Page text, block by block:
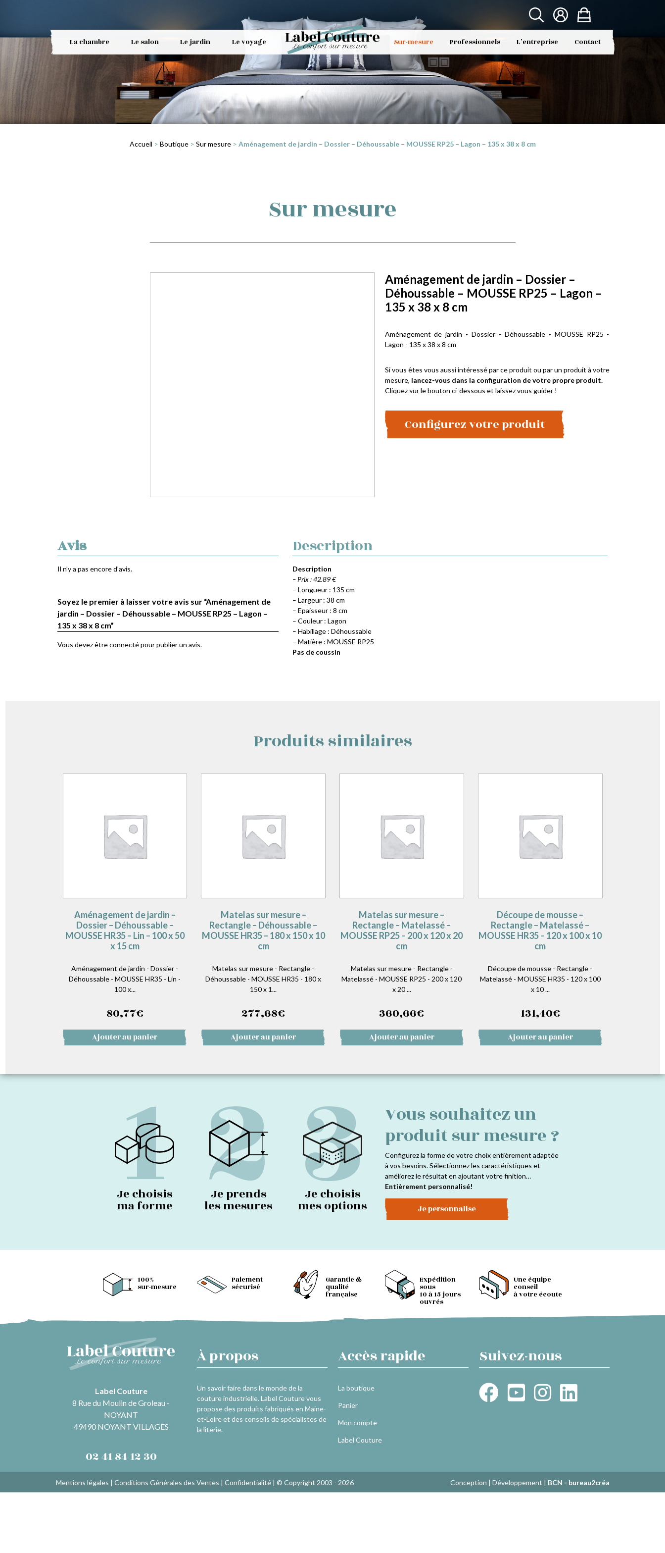
La chambre Le salon Le jardin Le voyage Sur-mesure Professionnels L’entreprise Contact
Accueil > Boutique> Sur mesure> Aménagement de jardin – Dossier – Déhoussable – MOUSSE RP25 – Lagon – 135 x 38 x 8 cm
Sur mesure
Aménagement de jardin – Dossier –
Déhoussable – MOUSSE RP25 – Lagon –
135 x 38 x 8 cm
Aménagement de jardin - Dossier - Déhoussable - MOUSSE RP25 -
Lagon - 135 x 38 x 8 cm
Si vous êtes vous aussi intéressé par ce produit ou par un produit à votre
mesure, lancez-vous dans la configuration de votre propre produit.
Cliquez sur le bouton ci-dessous et laissez vous guider !
Configurez votre produit
Avis
Il n’y a pas encore d’avis.
Soyez le premier à laisser votre avis sur “Aménagement de
jardin – Dossier – Déhoussable – MOUSSE RP25 – Lagon –
135 x 38 x 8 cm”
Vous devez êtreconnectépour publier un avis.
Description
Description
– Prix : 42.89 €
– Longueur : 135 cm
– Largeur : 38 cm
– Epaisseur : 8 cm
– Couleur : Lagon
– Habillage : Déhoussable
– Matière : MOUSSE RP25
Pas de coussin
Produits similaires
Aménagement de jardin –
Dossier – Déhoussable –
MOUSSE HR35 – Lin – 100 x 50
x 15 cm
Aménagement de jardin - Dossier -
Déhoussable - MOUSSE HR35 - Lin -
100 x...
80,77€
Ajouter au panier
Matelas sur mesure –
Rectangle – Déhoussable –
MOUSSE HR35 – 180 x 150 x 10
cm
Matelas sur mesure - Rectangle -
Déhoussable - MOUSSE HR35 - 180 x
150 x 1...
277,68€
Ajouter au panier
Matelas sur mesure –
Rectangle – Matelassé –
MOUSSE RP25 – 200 x 120 x 20
cm
Matelas sur mesure - Rectangle -
Matelassé - MOUSSE RP25 - 200 x 120
x 20 ...
360,66€
Ajouter au panier
Découpe de mousse –
Rectangle – Matelassé –
MOUSSE HR35 – 120 x 100 x 10
cm
Découpe de mousse - Rectangle -
Matelassé - MOUSSE HR35 - 120 x 100
x 10 ...
131,40€
Ajouter au panier
1
Je choisis
ma forme 2
Je prends
les mesures 3
Je choisis
mes options
Vous souhaitez un
produit sur mesure ?
Configurez la forme de votre choix entièrement adaptée
à vos besoins. Sélectionnez les caractéristiques et
améliorez le résultat en ajoutant votre finition…
Entièrement personnalisé!
Je personnalise
100%
sur-mesure
Paiement
sécurisé
Garantie &
qualité
française
Expédition
sous
10 à 15 jours
ouvrés
Une équipe
conseil
à votre écoute
Label Couture
8 Rue du Moulin de Groleau -
NOYANT
49490 NOYANT VILLAGES
02 41 84 12 30
À propos
Un savoir faire dans le monde de la
couture industrielle. Label Couture vous
propose des produits fabriqués en Maine-
et-Loire et des conseils de spécialistes de
la literie.
Accès rapide
La boutique
Panier
Mon compte
Label Couture
Suivez-nous
Mentions légales | Conditions Générales des Ventes | Confidentialité| © Copyright 2003 - 2026 Conception | Développement | BCN - bureau2créa